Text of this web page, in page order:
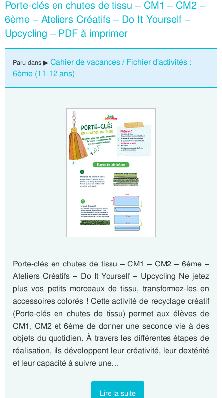
Porte-clés en chutes de tissu – CM1 – CM2 –
6ème – Ateliers Créatifs – Do It Yourself –
Upcycling – PDF à imprimer
Paru dans ▶ Cahier de vacances / Fichier d'activités :
6ème (11-12 ans)
Porte-clés en chutes de tissu – CM1 – CM2 – 6ème –
Ateliers Créatifs – Do It Yourself – Upcycling Ne jetez
plus vos petits morceaux de tissu, transformez-les en
accessoires colorés ! Cette activité de recyclage créatif
(Porte-clés en chutes de tissu) permet aux élèves de
CM1, CM2 et 6ème de donner une seconde vie à des
objets du quotidien. À travers les différentes étapes de
réalisation, ils développent leur créativité, leur dextérité
et leur capacité à suivre une…
Lire la suite